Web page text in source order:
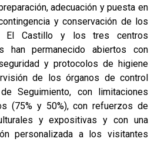
adecuación y puesta en
y conservación de los
El Castillo y los tres centros
han permanecido abiertos con
y protocolos de higiene
de los órganos de control
Seguimiento, con limitaciones
(75% y 50%), con refuerzos de
y expositivas y con una
personalizada a los visitantes